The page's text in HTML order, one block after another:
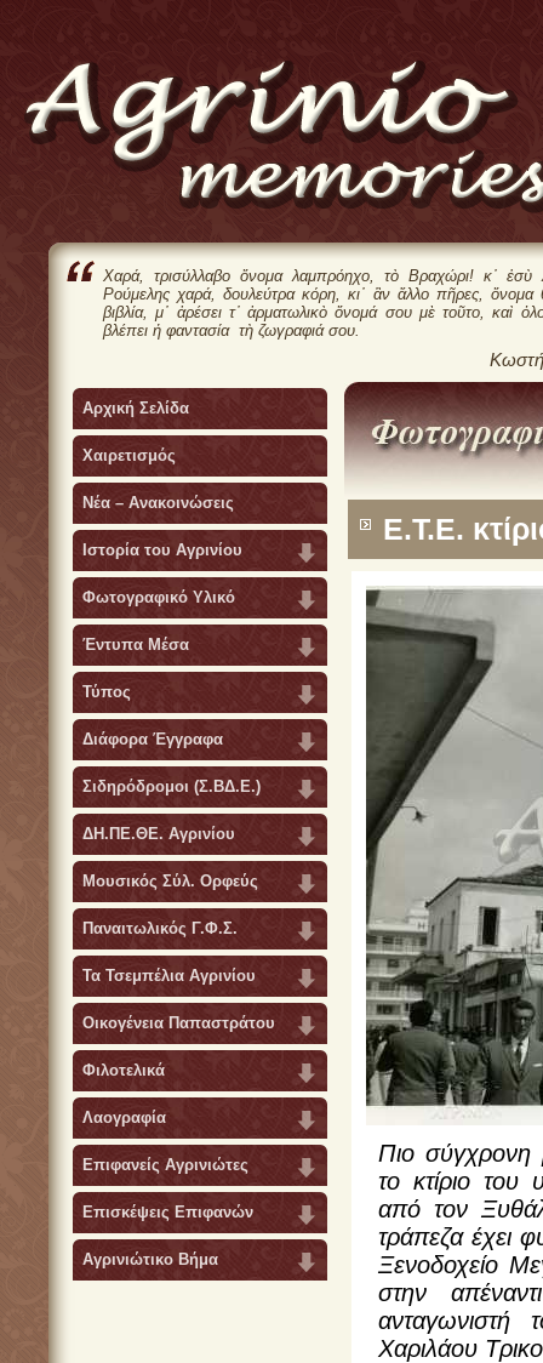
Χαρά, τρισύλλαβο ὄνομα λαμπρόηχο, τὸ Βραχώρι! κ᾿ ἐσὺ
Ρούμελης χαρά, δουλεύτρα κόρη, κι᾿ ἂν ἄλλο πῆρες, ὄνομα
βιβλία, μ᾿ ἀρέσει τ᾿ ἀρματωλικὸ ὄνομά σου μὲ τοῦτο, καὶ
βλέπει ἡ φαντασία τὴ ζωγραφιά σου.
Αρχική Σελίδα
Χαιρετισμός
Νέα – Ανακοινώσεις
Ιστορία του Αγρινίου
Φωτογραφικό Υλικό
Έντυπα Μέσα
Τύπος
Διάφορα Έγγραφα
Σιδηρόδρομοι (Σ.ΒΔ.Ε.)
ΔΗ.ΠΕ.ΘΕ. Αγρινίου
Μουσικός Σύλ. Ορφεύς
Παναιτωλικός Γ.Φ.Σ.
Τα Τσεμπέλια Αγρινίου
Οικογένεια Παπαστράτου
Φιλοτελικά
Λαογραφία
Επιφανείς Αγρινιώτες
Επισκέψεις Επιφανών
Αγρινιώτικο Βήμα
Ε.Τ.Ε.
Πιο σύγχρονη
το κτίριο του
από τον
τράπεζα έχει
Ξενοδοχείο
στην
Χαριλάου